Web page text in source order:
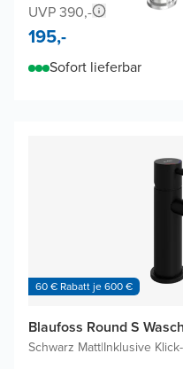
UVP 390,-
195,-
Sofort lieferbar
60 € Rabatt je 600 €
Blaufoss Round S
Schwarz Matt|Inklusive